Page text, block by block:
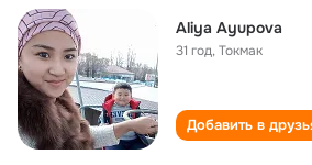
Aliya Ayupova
31 год,Токмак
Добавить в